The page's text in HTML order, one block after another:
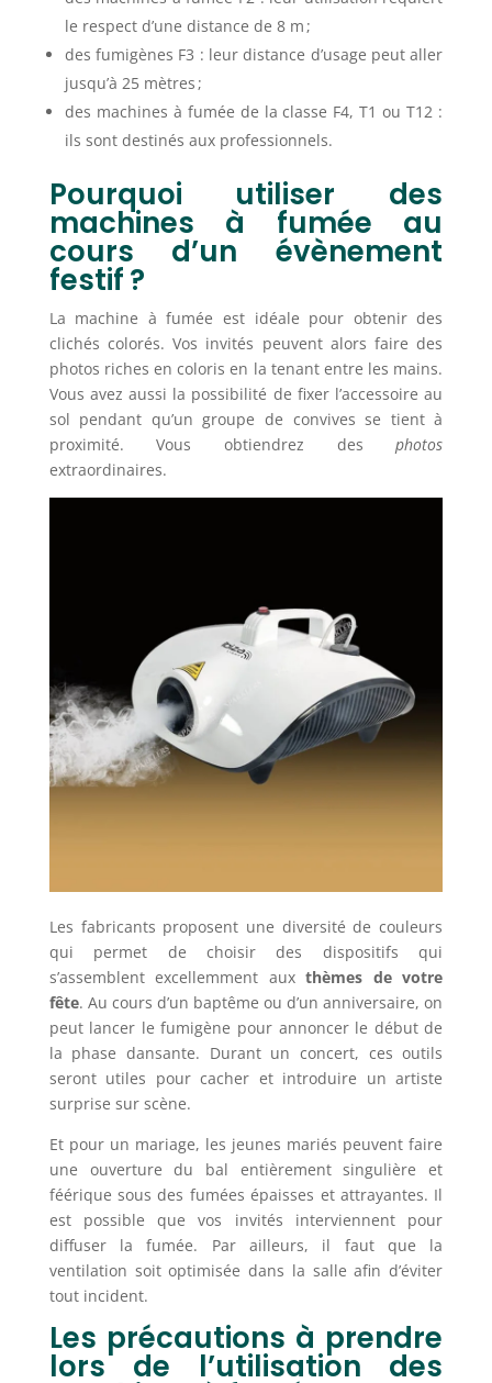
le respect d’une distance de 8 m ;
des fumigènes F3 : leur distance d’usage peut aller
jusqu’à 25 mètres ;
des machines à fumée de la classe F4, T1 ou T12 :
ils sont destinés aux professionnels.
Pourquoi utiliser des
machines à fumée au
cours d’un évènement
festif ?
La machine à fumée est idéale pour obtenir des
clichés colorés. Vos invités peuvent alors faire des
photos riches en coloris en la tenant entre les mains.
Vous avez aussi la possibilité de fixer l’accessoire au
sol pendant qu’un groupe de convives se tient à
proximité. Vous obtiendrez des photos
extraordinaires.
Les fabricants proposent une diversité de couleurs
qui permet de choisir des dispositifs qui
s’assemblent excellemment auxthèmes de votre
fête. Au cours d’un baptême ou d’un anniversaire, on
peut lancer le fumigène pour annoncer le début de
la phase dansante. Durant un concert, ces outils
seront utiles pour cacher et introduire un artiste
surprise sur scène.
Et pour un mariage, les jeunes mariés peuvent faire
une ouverture du bal entièrement singulière et
féérique sous des fumées épaisses et attrayantes. Il
est possible que vos invités interviennent pour
diffuser la fumée. Par ailleurs, il faut que la
ventilation soit optimisée dans la salle afin d’éviter
tout incident.
Les précautions à prendre
lors de l’utilisation des